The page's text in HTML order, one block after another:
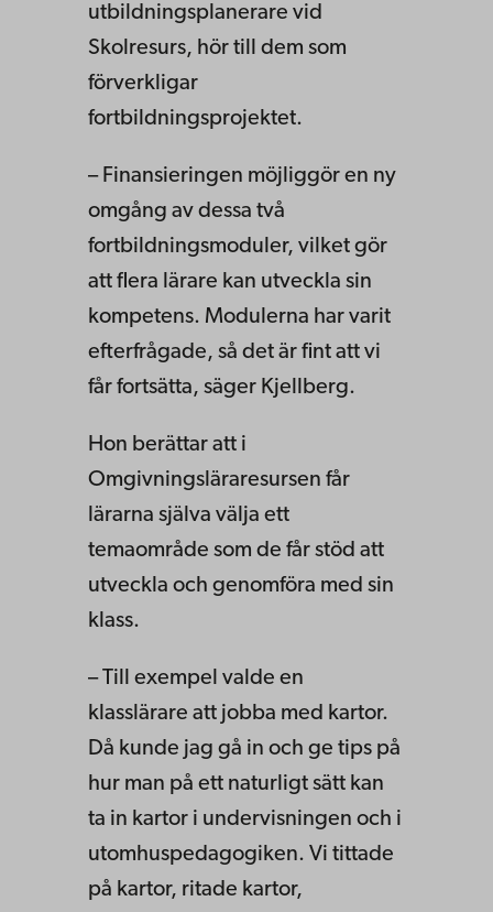
utbildningsplanerare vid
Skolresurs, hör till dem som
förverkligar
fortbildningsprojektet.
– Finansieringen möjliggör en ny
omgång av dessa två
fortbildningsmoduler, vilket gör
att flera lärare kan utveckla sin
kompetens. Modulerna har varit
efterfrågade, så det är fint att vi
får fortsätta, säger Kjellberg.
Hon berättar att i
Omgivningsläraresursen får
lärarna själva välja ett
temaområde som de får stöd att
utveckla och genomföra med sin
klass.
– Till exempel valde en
klasslärare att jobba med kartor.
Då kunde jag gå in och ge tips på
hur man på ett naturligt sätt kan
ta in kartor i undervisningen och i
utomhuspedagogiken. Vi tittade
på kartor, ritade kartor,